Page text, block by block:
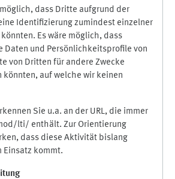
dass Dritte aufgrund der
Identifizierung zumindest einzelner
Es wäre möglich, dass
Daten und Persönlichkeitsprofile von
von Dritten für andere Zwecke
auf welche wir keinen
Sie u.a. an der URL, die immer
lti/ enthält. Zur Orientierung
dass diese Aktivität bislang
Einsatz kommt.